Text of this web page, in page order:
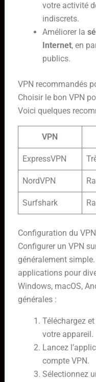
votre activité
indiscrets.
Améliorer la
Internet, en
publics.
VPN recommandés
Choisir le bon VPN
Voici quelques
VPN
ExpressVPN
NordVPN
Surfshark
Configuration du
Configurer un VPN
généralement
applications pour
Windows, macOS,
générales :
Téléchargez
votre appareil.
Lancez
compte VPN.
Sélectionnez